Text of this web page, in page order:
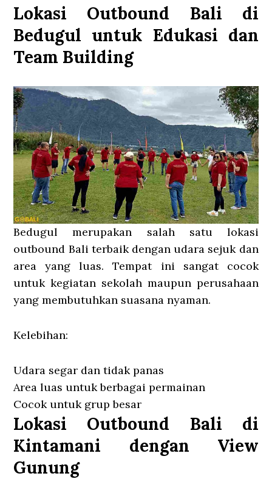
Lokasi Outbound Bali di
Bedugul untuk Edukasi dan
Team Building
Bedugul merupakan salah satu lokasi
outbound Bali terbaik dengan udara sejuk dan
area yang luas. Tempat ini sangat cocok
untuk kegiatan sekolah maupun perusahaan
yang membutuhkan suasana nyaman.
Kelebihan:
Udara segar dan tidak panas
Area luas untuk berbagai permainan
Cocok untuk grup besar
Lokasi Outbound Bali di
Kintamani dengan View
Gunung